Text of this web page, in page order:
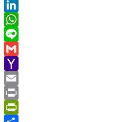
Twitter
LinkedIn
WhatsApp
Line
Gmail
Yahoo
Mail
Email
Print